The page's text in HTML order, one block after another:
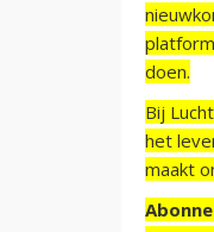
doen.
Bij
het
maakt